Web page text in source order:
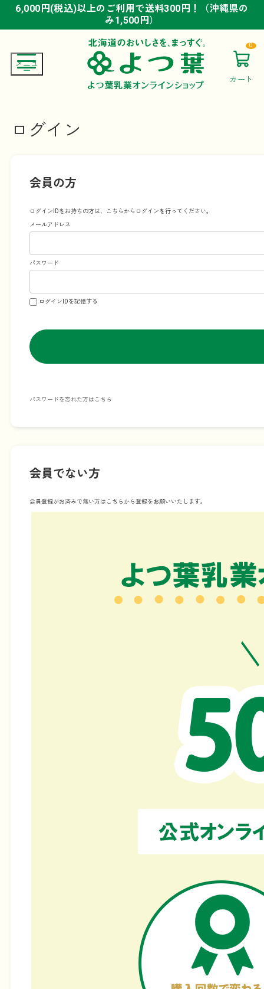
6,000円(税込)以上のご利用で送料300円！（沖縄県の
み1,500円）
6,000円(税込)以上のご利用で送料300円！（沖縄県の
み1,500円）
6,000円(税込)以上のご利用で送料300円！（沖縄県の
み1,500円）
カート
0
ログイン
会員の方
ログインIDをお持ちの方は、こちらからログインを行ってください。
メールアドレス
パスワード
ログインIDを記憶する
パスワードを忘れた方はこちら
会員でない方
会員登録がお済みで無い方はこちらから登録をお願いいたします。